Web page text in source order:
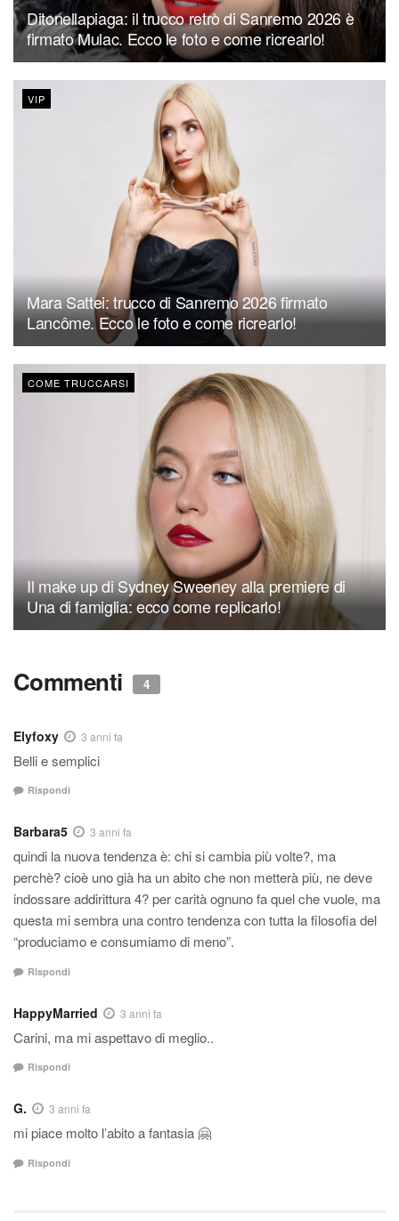
Ditonellapiaga: il trucco retrò di Sanremo 2026 è
firmato Mulac. Ecco le foto e come ricrearlo!
VIP
Mara Sattei: trucco di Sanremo 2026 firmato
Lancôme. Ecco le foto e come ricrearlo!
COME TRUCCARSI
Il make up di Sydney Sweeney alla premiere di
Una di famiglia: ecco come replicarlo!
Commenti 4
Elyfoxy 3 anni fa
Belli e semplici
Rispondi
Barbara5 3 anni fa
quindi la nuova tendenza è: chi si cambia più volte?, ma
perchè? cioè uno già ha un abito che non metterà più, ne deve
indossare addirittura 4? per carità ognuno fa quel che vuole, ma
questa mi sembra una contro tendenza con tutta la filosofia del
“produciamo e consumiamo di meno”.
Rispondi
HappyMarried 3 anni fa
Carini, ma mi aspettavo di meglio..
Rispondi
G. 3 anni fa
mi piace molto l’abito a fantasia 🤗
Rispondi